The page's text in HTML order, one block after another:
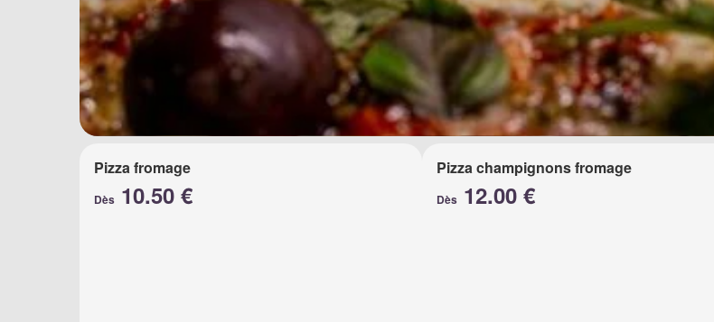
Pizza fromage
Dès 10.50 €
Pizza champignons fromage
Dès12.00 €